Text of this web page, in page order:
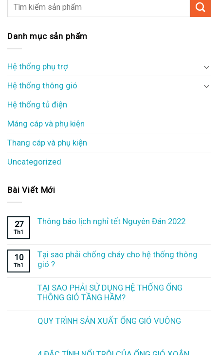
Danh mục sản phẩm
Hệ thống phụ trợ
Hệ thống thông gió
Hệ thống tủ điện
Máng cáp và phụ kiện
Thang cáp và phụ kiện
Uncategorized
Bài Viết Mới
27
Th1
Thông báo lịch nghỉ tết Nguyên Đán 2022
10
Th1
Tại sao phải chống cháy cho hệ thống thông
gió ?
TẠI SAO PHẢI SỬ DỤNG HỆ THỐNG ỐNG
THÔNG GIÓ TẦNG HẦM?
QUY TRÌNH SẢN XUẤT ỐNG GIÓ VUÔNG